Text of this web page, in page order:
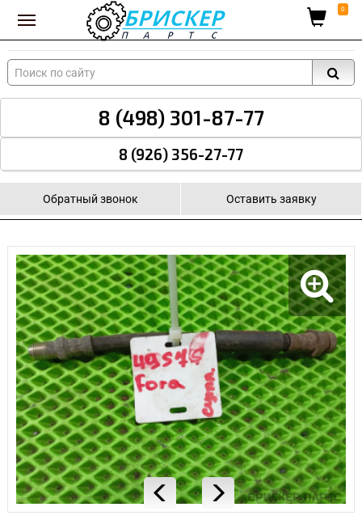
Вход для поставщиков 0
8 (498) 301-87-77
8 (926) 356-27-77
Обратный звонок Оставить заявку